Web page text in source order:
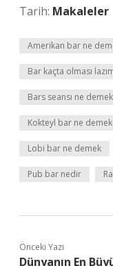
Tarih: Makaleler
Amerikan bar ne
Bar kaçta olması
Bars seansı ne demek
Kokteyl bar ne demek
Lobi bar ne demek
Pub bar nedir
Önceki Yazı
Dünyanın En